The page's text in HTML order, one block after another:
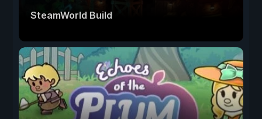
SteamWorld Build